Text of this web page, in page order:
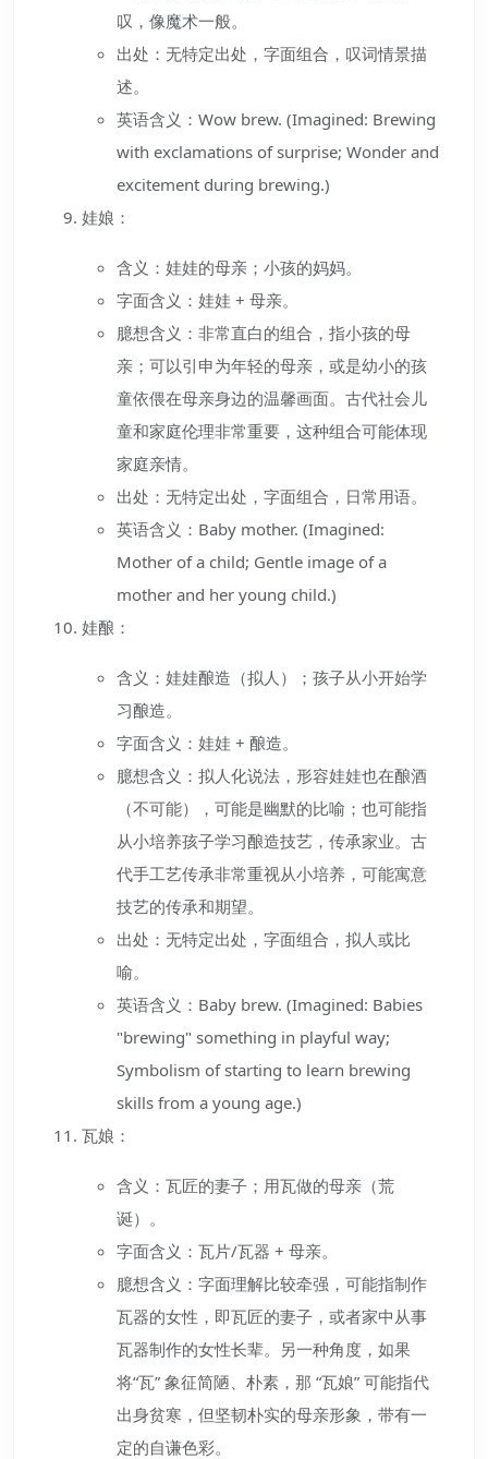
叹，像魔术一般。
出处：无特定出处，字面组合，叹词情景描
述。
英语含义：Wow brew. (Imagined: Brewing
with exclamations of surprise; Wonder and
excitement during brewing.)
娃娘：
含义：娃娃的母亲；小孩的妈妈。
字面含义：娃娃 + 母亲。
臆想含义：非常直白的组合，指小孩的母
亲；可以引申为年轻的母亲，或是幼小的孩
童依偎在母亲身边的温馨画面。古代社会儿
童和家庭伦理非常重要，这种组合可能体现
家庭亲情。
出处：无特定出处，字面组合，日常用语。
英语含义：Baby mother. (Imagined:
Mother of a child; Gentle image of a
mother and her young child.)
娃酿：
含义：娃娃酿造（拟人）；孩子从小开始学
习酿造。
字面含义：娃娃 + 酿造。
臆想含义：拟人化说法，形容娃娃也在酿酒
（不可能），可能是幽默的比喻；也可能指
从小培养孩子学习酿造技艺，传承家业。古
代手工艺传承非常重视从小培养，可能寓意
技艺的传承和期望。
出处：无特定出处，字面组合，拟人或比
喻。
英语含义：Baby brew. (Imagined: Babies
"brewing" something in playful way;
Symbolism of starting to learn brewing
skills from a young age.)
瓦娘：
含义：瓦匠的妻子；用瓦做的母亲（荒
诞）。
字面含义：瓦片/瓦器 + 母亲。
臆想含义：字面理解比较牵强，可能指制作
瓦器的女性，即瓦匠的妻子，或者家中从事
瓦器制作的女性长辈。另一种角度，如果
将“瓦” 象征简陋、朴素，那 “瓦娘” 可能指代
出身贫寒，但坚韧朴实的母亲形象，带有一
定的自谦色彩。